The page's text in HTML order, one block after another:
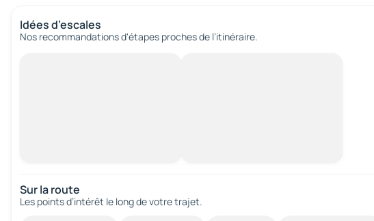
Idées d’escales
Nos recommandations d'étapes proches de l’itinéraire.
Sur la route
Les points d’intérêt le long de votre trajet.